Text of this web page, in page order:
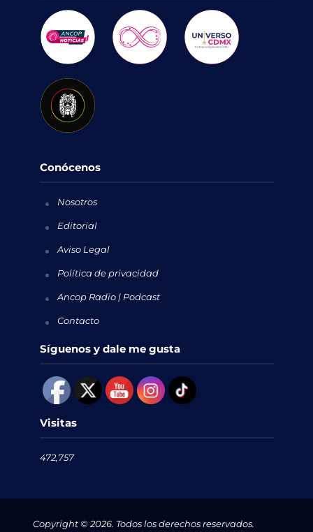
Conócenos
Nosotros
Editorial
Aviso Legal
Política de privacidad
Ancop Radio | Podcast
Contacto
Síguenos y dale me gusta
Visitas
472,757
Copyright © 2026. Todos los derechos reservados.